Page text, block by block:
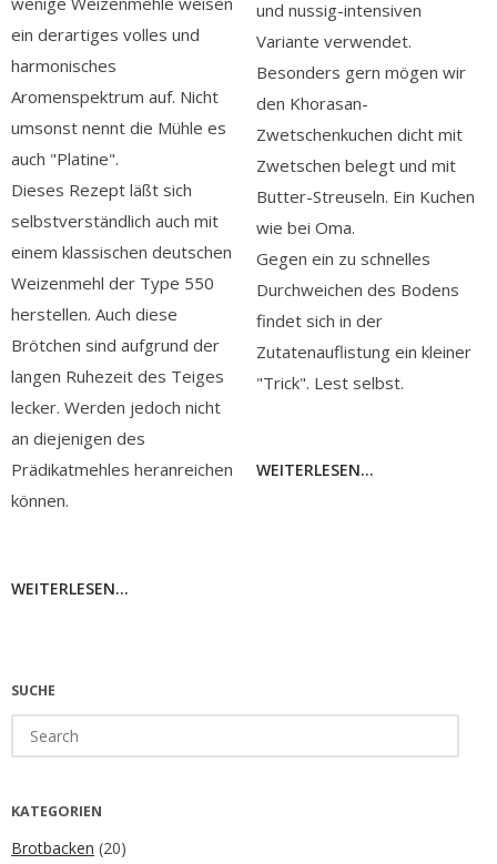
ein derartiges volles und
harmonisches
Aromenspektrum auf. Nicht
umsonst nennt die Mühle es
auch "Platine".
Dieses Rezept läßt sich
selbstverständlich auch mit
einem klassischen deutschen
Weizenmehl der Type 550
herstellen. Auch diese
Brötchen sind aufgrund der
langen Ruhezeit des Teiges
lecker. Werden jedoch nicht
an diejenigen des
Prädikatmehles heranreichen
können.
WEITERLESEN...
und nussig-intensiven
Variante verwendet.
Besonders gern mögen wir
den Khorasan-
Zwetschenkuchen dicht mit
Zwetschen belegt und mit
Butter-Streuseln. Ein Kuchen
wie bei Oma.
Gegen ein zu schnelles
Durchweichen des Bodens
findet sich in der
Zutatenauflistung ein kleiner
"Trick". Lest selbst.
WEITERLESEN...
SUCHE
for:
KATEGORIEN
Brotbacken (20)